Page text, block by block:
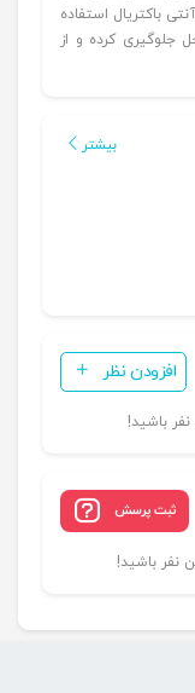
باکتریال استفاده
جلوگیری کرده و از
بیشتر
افزودن نظر
باشید!
ثبت پرسش
باشید!